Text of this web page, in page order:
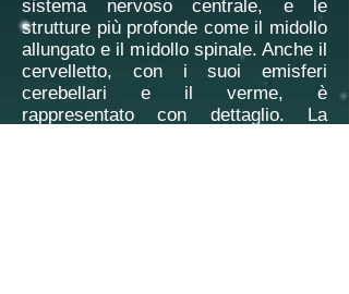
sistema nervoso centrale, e le
strutture più profonde come il midollo
allungato e il midollo spinale. Anche il
cervelletto, con i suoi emisferi
cerebellari e il verme, è
rappresentato con dettaglio. La